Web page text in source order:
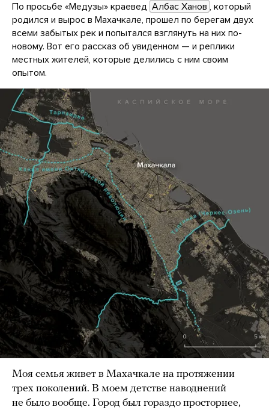
По просьбе «Медузы» краевед Албас Ханов , который
родился и вырос в Махачкале, прошел по берегам двух
всеми забытых рек и попытался взглянуть на них по-
новому. Вот его рассказ об увиденном — и реплики
местных жителей, которые делились с ним своим
опытом.
Моя семья живет в Махачкале на протяжении
трех поколений. В моем детстве наводнений
не было вообще. Город был гораздо просторнее,